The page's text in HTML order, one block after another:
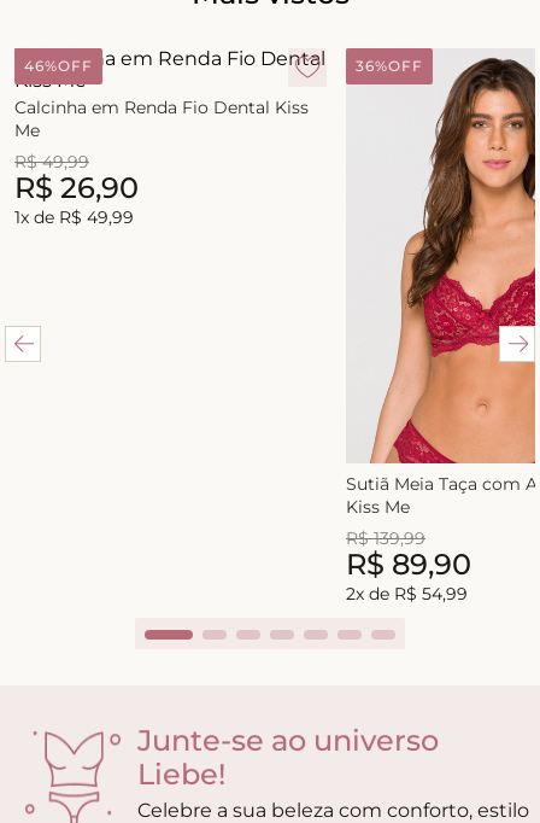
46%OFF
Calcinha em Renda Fio Dental Kiss
Me
R$ 49,99
R$ 26,90
1x de R$ 49,99
36%OFF
Sutiã Meia Taça com
Kiss Me
R$ 139,99
R$ 89,90
2x de R$ 54,99
Junte-se ao universo
Liebe!
Celebre a sua beleza com conforto, estilo